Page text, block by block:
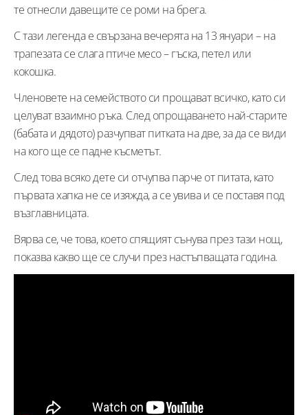
те отнесли давещите се роми на брега.
С тази легенда е свързана вечерята на 13 януари – на
трапезата се слага птиче месо – гъска, петел или
кокошка.
Членовете на семейството си прощават всичко, като си
целуват взаимно ръка. След опрощаването най-старите
(бабата и дядото) разчупват питката на две, за да се види
на кого ще се падне късметът.
След това всяко дете си отчупва парче от питата, като
първата хапка не се изяжда, а се увива и се поставя под
възглавницата.
Вярва се, че това, което спящият сънува през тази нощ,
показва какво ще се случи през настъпващата година.